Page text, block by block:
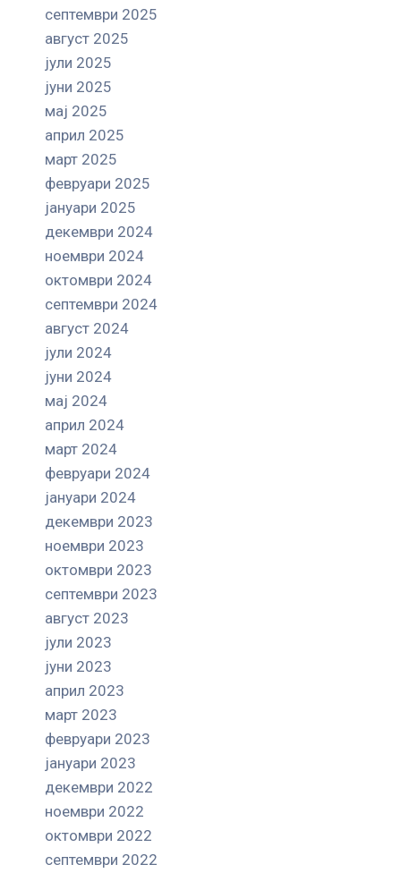
септември 2025
август 2025
јули 2025
јуни 2025
мај 2025
април 2025
март 2025
февруари 2025
јануари 2025
декември 2024
ноември 2024
октомври 2024
септември 2024
август 2024
јули 2024
јуни 2024
мај 2024
април 2024
март 2024
февруари 2024
јануари 2024
декември 2023
ноември 2023
октомври 2023
септември 2023
август 2023
јули 2023
јуни 2023
април 2023
март 2023
февруари 2023
јануари 2023
декември 2022
ноември 2022
октомври 2022
септември 2022